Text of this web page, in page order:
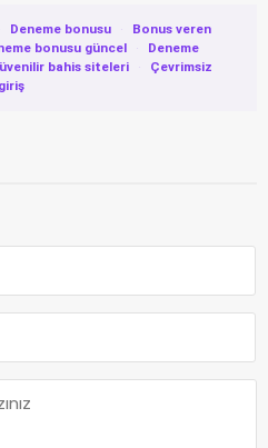
Deneme bonusu ·
Bonus veren
bonusu güncel ·
Deneme
bahis siteleri ·
Çevrimsiz